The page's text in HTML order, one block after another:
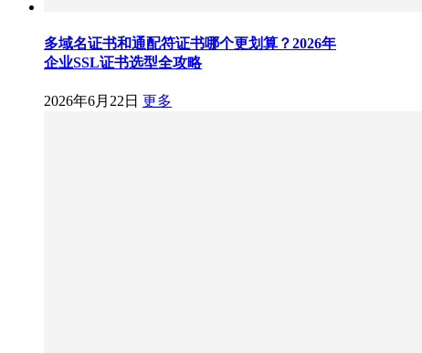
多域名证书和通配符证书哪个更划算？2026年
企业SSL证书选型全攻略
2026年6月22日 更多